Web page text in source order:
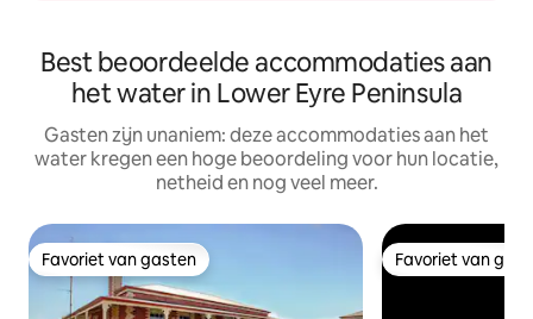
Best beoordeelde accommodaties aan
het water in Lower Eyre Peninsula
Gasten zijn unaniem: deze accommodaties aan het
water kregen een hoge beoordeling voor hun locatie,
netheid en nog veel meer.
Favoriet van gasten
Favoriet van gasten Favoriet van
Favoriet van